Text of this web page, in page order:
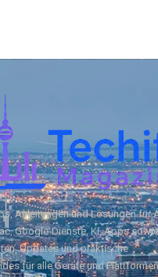
Anleitungen und Lösungen für
Google‑Dienste, KI, Apps
Updates und praktische
für alle Geräte und